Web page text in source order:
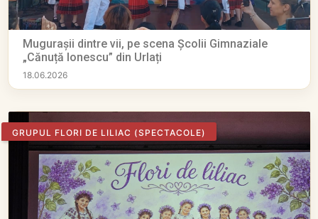
Mugurașii dintre vii, pe scena Școlii Gimnaziale
„Cănuță Ionescu” din Urlați
18.06.2026
GRUPUL FLORI DE LILIAC (SPECTACOLE)